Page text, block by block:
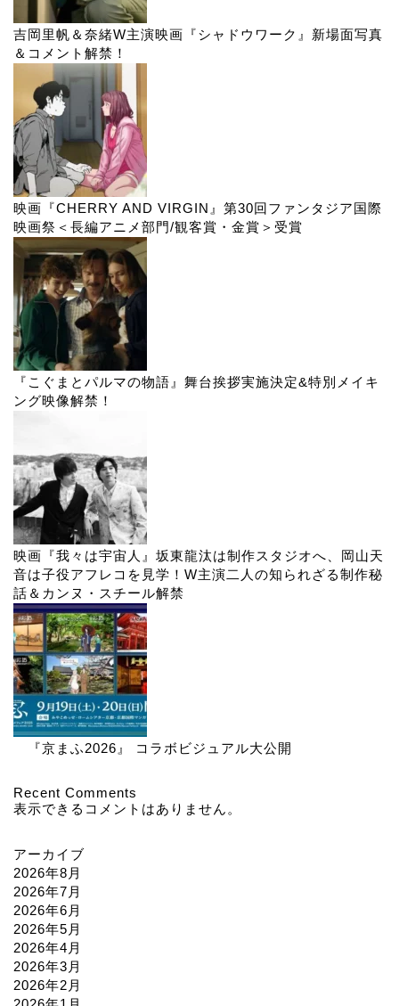
吉岡里帆＆奈緒W主演映画『シャドウワーク』新場面写真
＆コメント解禁！
映画『CHERRY AND VIRGIN』第30回ファンタジア国際
映画祭＜長編アニメ部門/観客賞・金賞＞受賞
『こぐまとパルマの物語』舞台挨拶実施決定&特別メイキ
ング映像解禁！
映画『我々は宇宙人』坂東龍汰は制作スタジオへ、岡山天
音は子役アフレコを見学！W主演二人の知られざる制作秘
話＆カンヌ・スチール解禁
『京まふ2026』 コラボビジュアル大公開
Recent Comments
表示できるコメントはありません。
アーカイブ
2026年8月
2026年7月
2026年6月
2026年5月
2026年4月
2026年3月
2026年2月